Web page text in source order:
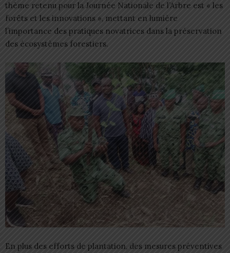
thème retenu pour la Journée Nationale de l’Arbre est « les
forêts et les innovations », mettant en lumière
l’importance des pratiques novatrices dans la préservation
des écosystèmes forestiers.
En plus des efforts de plantation, des mesures préventives